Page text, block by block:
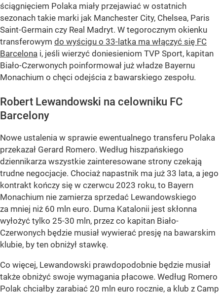
ściągnięciem Polaka miały przejawiać w ostatnich
sezonach takie marki jak Manchester City, Chelsea, Paris
Saint-Germain czy Real Madryt. W tegorocznym okienku
transferowym do wyścigu o 33-latka ma włączyć się FC
Barcelona i, jeśli wierzyć doniesieniom TVP Sport, kapitan
Biało-Czerwonych poinformował już władze Bayernu
Monachium o chęci odejścia z bawarskiego zespołu.
Robert Lewandowski na celowniku FC
Barcelony
Nowe ustalenia w sprawie ewentualnego transferu Polaka
przekazał Gerard Romero. Według hiszpańskiego
dziennikarza wszystkie zainteresowane strony czekają
trudne negocjacje. Chociaż napastnik ma już 33 lata, a jego
kontrakt kończy się w czerwcu 2023 roku, to Bayern
Monachium nie zamierza sprzedać Lewandowskiego
za mniej niż 60 mln euro. Duma Katalonii jest skłonna
wyłożyć tylko 25-30 mln, przez co kapitan Biało-
Czerwonych będzie musiał wywierać presję na bawarskim
klubie, by ten obniżył stawkę.
Co więcej, Lewandowski prawdopodobnie będzie musiał
także obniżyć swoje wymagania płacowe. Według Romero
Polak chciałby zarabiać 20 mln euro rocznie, a klub z Camp